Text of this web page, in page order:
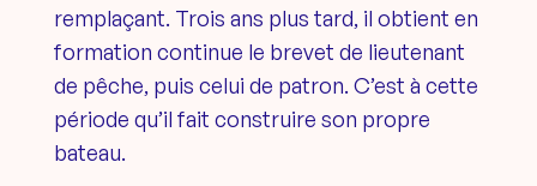
remplaçant. Trois ans plus tard, il obtient en
formation continue le brevet de lieutenant
de pêche, puis celui de patron. C’est à cette
période qu’il fait construire son propre
bateau.